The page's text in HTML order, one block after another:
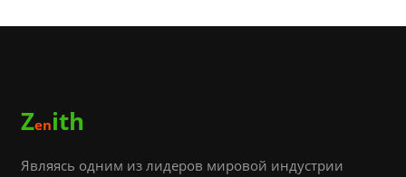
Zenith
Являясь одним из лидеров мировой индустрии